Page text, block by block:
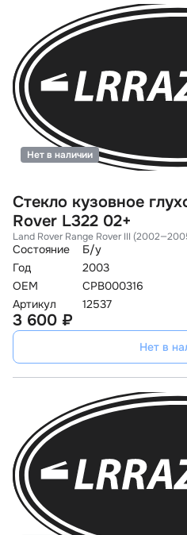
Стекло кузовное
Rover L322 02+
Land Rover Range Rover III
Состояние
Б/у
Год
2003
OEM
CPB000316
Артикул
12537
Нет в наличии
3 600 ₽
Нет в